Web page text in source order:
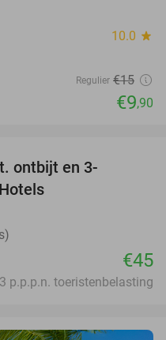
10.0 star
Regulier €15
€9,90
ontbijt en 3-
€45
p.p.p.n. toeristenbelasting